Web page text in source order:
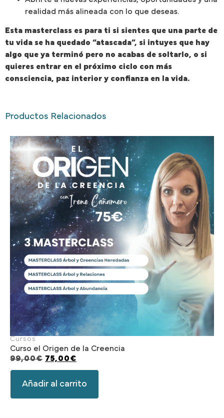
realidad más alineada con lo que deseas.
Esta masterclass es para ti si sientes que una parte de
tu vida se ha quedado “atascada”, si intuyes que hay
algo que ya terminó pero no acabas de soltarlo, o si
quieres entrar en el próximo ciclo con más
consciencia, paz interior y confianza en la vida.
Productos Relacionados
Cursos
Curso el Origen de la Creencia
99,00€ 75,00€
Añadir al carrito